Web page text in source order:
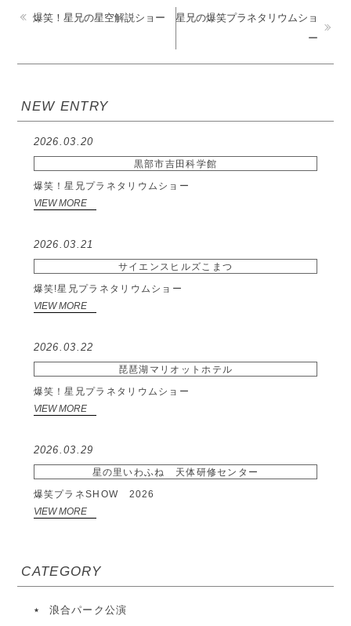
爆笑！星兄の星空解説ショー
星兄の爆笑プラネタリウムショ
ー
NEW ENTRY
2026.03.20
黒部市吉田科学館
爆笑！星兄プラネタリウムショー
VIEW MORE
2026.03.21
サイエンスヒルズこまつ
爆笑!星兄プラネタリウムショー
VIEW MORE
2026.03.22
琵琶湖マリオットホテル
爆笑！星兄プラネタリウムショー
VIEW MORE
2026.03.29
星の里いわふね 天体研修センター
爆笑プラネSHOW 2026
VIEW MORE
CATEGORY
浪合パーク公演